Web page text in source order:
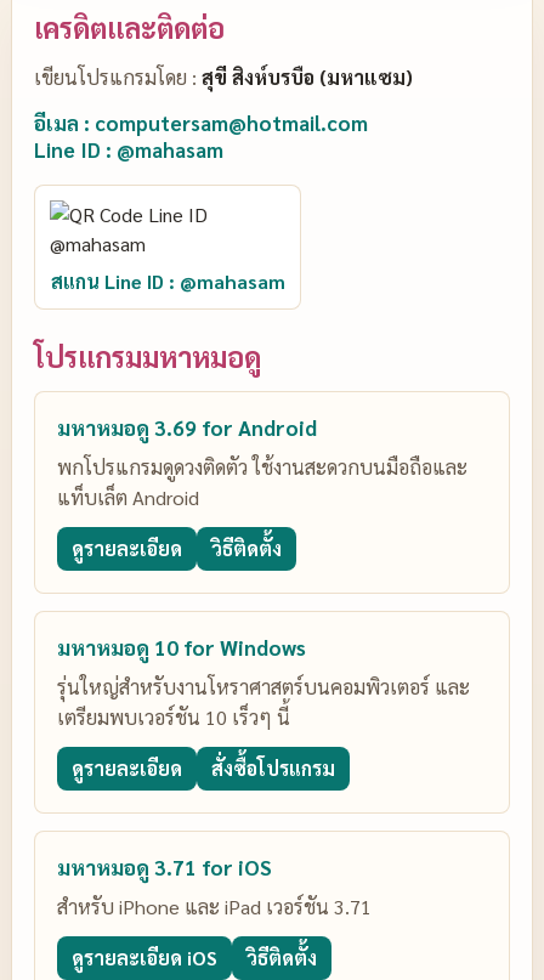
เครดิตและติดต่อ
เขียนโปรแกรมโดย : สุขี สิงห์บรบือ (มหาแซม)
อีเมล : computersam@hotmail.com
Line ID : @mahasam
สแกน Line ID : @mahasam
โปรแกรมมหาหมอดู
มหาหมอดู 3.69 for Android
พกโปรแกรมดูดวงติดตัว ใช้งานสะดวกบนมือถือและ
แท็บเล็ต Android
ดูรายละเอียด วิธีติดตั้ง
มหาหมอดู 10 for Windows
รุ่นใหญ่สำหรับงานโหราศาสตร์บนคอมพิวเตอร์ และ
เตรียมพบเวอร์ชัน 10 เร็วๆ นี้
ดูรายละเอียด สั่งซื้อโปรแกรม
มหาหมอดู 3.71 for iOS
สำหรับ iPhone และ iPad เวอร์ชัน 3.71
ดูรายละเอียด iOS วิธีติดตั้ง